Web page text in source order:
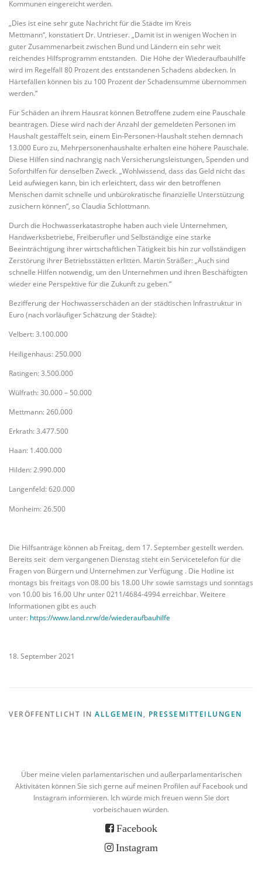
Kommunen eingereicht werden.
„Dies ist eine sehr gute Nachricht für die Städte im Kreis
Mettmann“, konstatiert Dr. Untrieser. „Damit ist in wenigen Wochen in
guter Zusammenarbeit zwischen Bund und Ländern ein sehr weit
reichendes Hilfsprogramm entstanden. Die Höhe der Wiederaufbauhilfe
wird im Regelfall 80 Prozent des entstandenen Schadens abdecken. In
Härtefällen können bis zu 100 Prozent der Schadensumme übernommen
werden.“
Für Schäden an ihrem Hausrat können Betroffene zudem eine Pauschale
beantragen. Diese wird nach der Anzahl der gemeldeten Personen im
Haushalt gestaffelt sein, einem Ein-Personen-Haushalt stehen demnach
13.000 Euro zu, Mehrpersonenhaushalte erhalten eine höhere Pauschale.
Diese Hilfen sind nachrangig nach Versicherungsleistungen, Spenden und
Soforthilfen für denselben Zweck. „Wohlwissend, dass das Geld nicht das
Leid aufwiegen kann, bin ich erleichtert, dass wir den betroffenen
Menschen damit schnelle und unbürokratische finanzielle Unterstützung
zusichern können“, so Claudia Schlottmann.
Durch die Hochwasserkatastrophe haben auch viele Unternehmen,
Handwerksbetriebe, Freiberufler und Selbständige eine starke
Beeinträchtigung ihrer wirtschaftlichen Tätigkeit bis hin zur vollständigen
Zerstörung ihrer Betriebsstätten erlitten. Martin Sträßer: „Auch sind
schnelle Hilfen notwendig, um den Unternehmen und ihren Beschäftigten
wieder eine Perspektive für die Zukunft zu geben.“
Bezifferung der Hochwasserschäden an der städtischen Infrastruktur in
Euro (nach vorläufiger Schätzung der Städte):
Velbert: 3.100.000
Heiligenhaus: 250.000
Ratingen: 3.500.000
Wülfrath: 30.000 – 50.000
Mettmann: 260.000
Erkrath: 3.477.500
Haan: 1.400.000
Hilden: 2.990.000
Langenfeld: 620.000
Monheim: 26.500
Die Hilfsanträge können ab Freitag, dem 17. September gestellt werden.
Bereits seit dem vergangenen Dienstag steht ein Servicetelefon für die
Fragen von Bürgern und Unternehmen zur Verfügung . Die Hotline ist
montags bis freitags von 08.00 bis 18.00 Uhr sowie samstags und sonntags
von 10.00 bis 16.00 Uhr unter 0211/4684-4994 erreichbar. Weitere
Informationen gibt es auch
unter: https://www.land.nrw/de/wiederaufbauhilfe
18. September 2021
VERÖFFENTLICHT IN ALLGEMEIN, PRESSEMITTEILUNGEN
Über meine vielen parlamentarischen und außerparlamentarischen
Aktivitäten können Sie sich gerne auf meinen Profilen auf Facebook und
Instagram informieren. Ich würde mich freuen wenn Sie dort
vorbeischauen würden.
Facebook
Instagram